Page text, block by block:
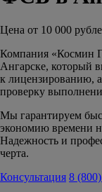
Цена от 10 000
Компания «Космин
Ангарске, который
к лицензированию,
проверку
Мы гарантируем
экономию времени
Надежность и
черта.
Консультация 8